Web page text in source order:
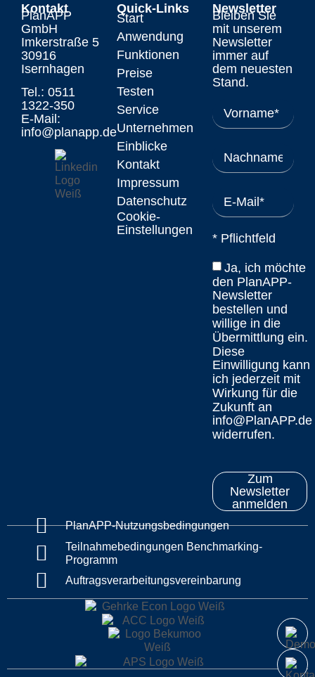
Kontakt
PlanAPP
GmbH
Imkerstraße 5
30916
Isernhagen
Tel.: 0511
1322-350
E-Mail:
info@planapp.de
Quick-Links
Start
Anwendung
Funktionen
Preise
Testen
Service
Unternehmen
Einblicke
Kontakt
Impressum
Datenschutz
Cookie-
Einstellungen
Newsletter
Bleiben Sie
mit unserem
Newsletter
immer auf
dem neuesten
Stand.
* Pflichtfeld
Ja, ich möchte
den PlanAPP-
Newsletter
bestellen und
willige in die
Übermittlung ein.
Diese
Einwilligung kann
ich jederzeit mit
Wirkung für die
Zukunft an
info@PlanAPP.de
widerrufen.
Zum
Newsletter
anmelden
PlanAPP-Nutzungsbedingungen
Teilnahmebedingungen Benchmarking-
Programm
Auftragsverarbeitungsvereinbarung